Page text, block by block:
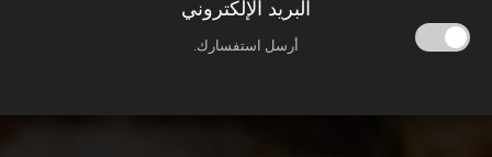
البريد الإلكتروني
أرسل استفسارك.